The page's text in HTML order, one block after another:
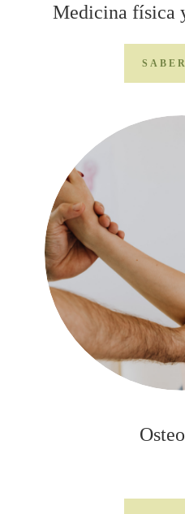
Medicina física